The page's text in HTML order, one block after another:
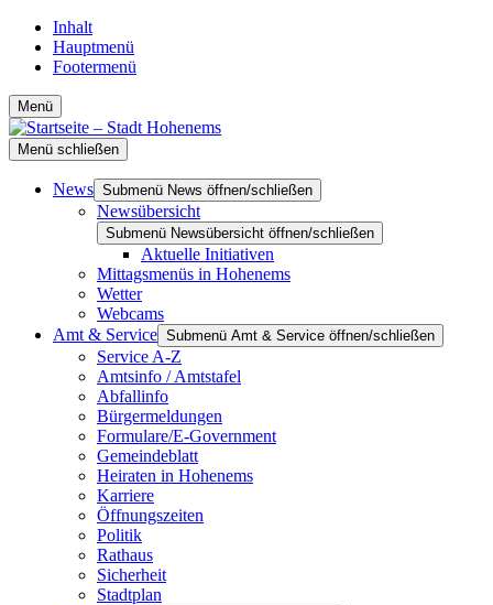
Inhalt
Hauptmenü
Footermenü
Menü
Menü schließen
News Submenü News öffnen/schließen
Newsübersicht
Submenü Newsübersicht öffnen/schließen
Aktuelle Initiativen
Mittagsmenüs in Hohenems
Wetter
Webcams
Amt & Service Submenü Amt & Service öffnen/schließen
Service A-Z
Amtsinfo / Amtstafel
Abfallinfo
Bürgermeldungen
Formulare/E-Government
Gemeindeblatt
Heiraten in Hohenems
Karriere
Öffnungszeiten
Politik
Rathaus
Sicherheit
Stadtplan